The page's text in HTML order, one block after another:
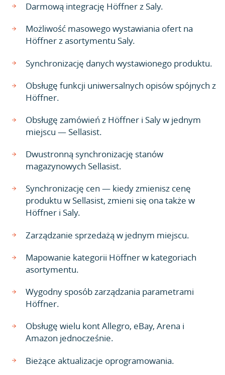
Darmową integrację Höffner z Saly.
Możliwość masowego wystawiania ofert na
Höffner z asortymentu Saly.
Synchronizację danych wystawionego produktu.
Obsługę funkcji uniwersalnych opisów spójnych z
Höffner.
Obsługę zamówień z Höffner i Saly w jednym
miejscu — Sellasist.
Dwustronną synchronizację stanów
magazynowych Sellasist.
Synchronizację cen — kiedy zmienisz cenę
produktu w Sellasist, zmieni się ona także w
Höffner i Saly.
Zarządzanie sprzedażą w jednym miejscu.
Mapowanie kategorii Höffner w kategoriach
asortymentu.
Wygodny sposób zarządzania parametrami
Höffner.
Obsługę wielu kont Allegro, eBay, Arena i
Amazon jednocześnie.
Bieżące aktualizacje oprogramowania.